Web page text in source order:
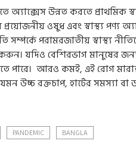
অ্যাক্সেস উন্নত করতে
ওষুধ এবং স্বাস্থ্য পণ্য
সম্পর্কে পরামরজাতীয়
যদিও বেশিরভাগ মানুষের
আরও কমই, এই রোগ
উচ্চ রক্তচাপ, হার্টের সমস্যা
PANDEMIC BANGLA